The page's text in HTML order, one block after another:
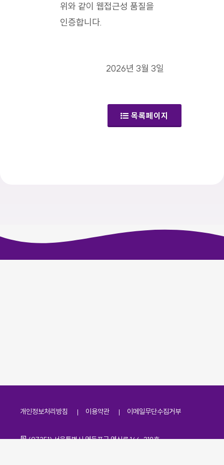
위와 같이 웹접근성 품질을
인증합니다.
2026년 3월 3일
목록페이지
개인정보처리방침 이용약관 이메일무단수집거부
주소
(07251) 서울특별시 영등포구 영신로 166, 319호